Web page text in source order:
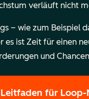
verläuft nicht
– wie zum Beispiel
es ist Zeit für einen
und
für